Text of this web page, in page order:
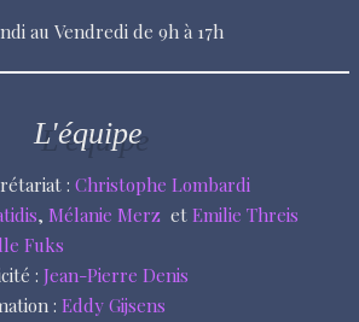
au Vendredi de 9h à 17h
L'équipe
: Christophe Lombardi
, Mélanie Merz et Emilie Threis
Fuks
: Jean-Pierre Denis
: Eddy Gijsens